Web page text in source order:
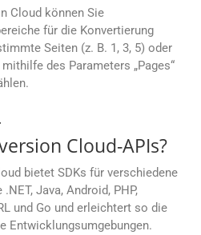
Cloud können Sie
für die Konvertierung
Seiten (z. B. 1, 3, 5) oder
des Parameters „Pages“
Cloud-APIs?
bietet SDKs für verschiedene
Java, Android, PHP,
und Go und erleichtert so die
Entwicklungsumgebungen.